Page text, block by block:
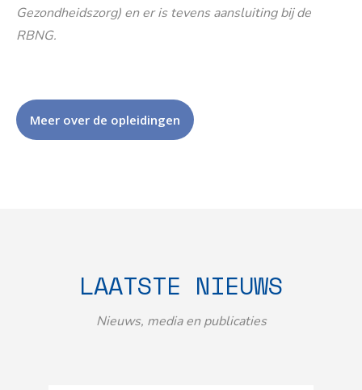
Gezondheidszorg) en er is tevens aansluiting bij de
RBNG.
Meer over de opleidingen
LAATSTE NIEUWS
Nieuws, media en publicaties